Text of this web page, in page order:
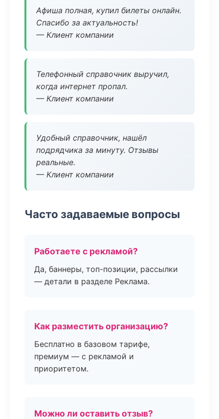
Афиша полная, купил билеты онлайн.
Спасибо за актуальность!
— Клиент компании
Телефонный справочник выручил,
когда интернет пропал.
— Клиент компании
Удобный справочник, нашёл
подрядчика за минуту. Отзывы
реальные.
— Клиент компании
Часто задаваемые вопросы
Работаете с рекламой?
Да, баннеры, топ-позиции, рассылки
— детали в разделе Реклама.
Как разместить организацию?
Бесплатно в базовом тарифе,
премиум — с рекламой и
приоритетом.
Можно ли оставить отзыв?